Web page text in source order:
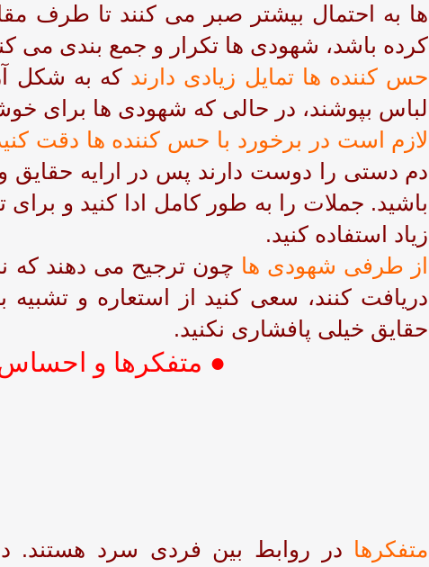
ها به احتمال بیشتر صبر می کنند تا طرف
کرده باشد، شهودی ها تکرار و جمع بندی می
حس کننده ها تمایل زیادی دارند که به شکل
لباس بپوشند، در حالی که شهودی ها برای
لازم است در برخورد با حس کننده ها دقت
دم دستی را دوست دارند پس در ارایه حقایق
باشید. جملات را به طور کامل ادا کنید و برای
زیاد استفاده کنید.
از طرفی شهودی ها چون ترجیح می دهند که
دریافت کنند، سعی کنید از استعاره و تشبیه
حقایق خیلی پافشاری نکنید.
● متفکرها و احساس
متفکرها در روابط بین فردی سرد هستند.